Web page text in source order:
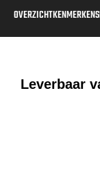
OVERZICHTKENMERKEN
Leverbaar